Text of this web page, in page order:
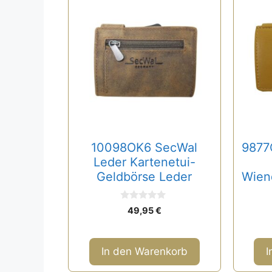
10098OK6 SecWal
Leder Kartenetui-
Geldbörse Leder
5
49,95€
In den Warenkorb